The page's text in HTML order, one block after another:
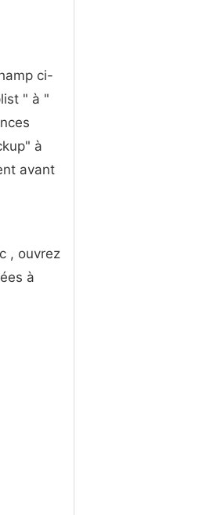
ci-
" à "
à
avant
, ouvrez
à